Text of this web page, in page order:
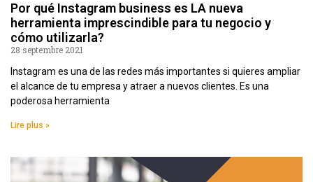
Por qué Instagram business es LA nueva
herramienta imprescindible para tu negocio y
cómo utilizarla?
28 septembre 2021
Instagram es una de las redes más importantes si quieres ampliar
el alcance de tu empresa y atraer a nuevos clientes. Es una
poderosa herramienta
Lire plus »